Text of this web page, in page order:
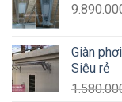
Giàn
Siêu rẻ